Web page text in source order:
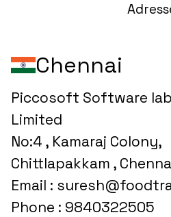
Chennai
Piccosoft Software
Limited
No:4 , Kamaraj Colony,
Chittlapakkam ,
Email :
Phone : 9840322505